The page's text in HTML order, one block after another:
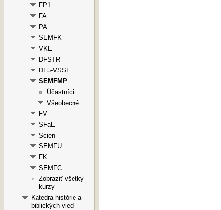
FP1
FA
PA
SEMFK
VKE
DFSTR
DF5-VSSF
SEMFMP
Účastníci
Všeobecné
FV
SFaE
Scien
SEMFU
FK
SEMFC
Zobraziť všetky
kurzy
Katedra histórie a
biblických vied